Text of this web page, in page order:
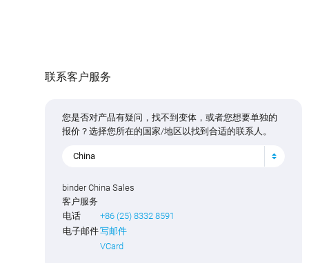
联系客户服务
您是否对产品有疑问，找不到变体，或者您想要单独的
报价？选择您所在的国家/地区以找到合适的联系人。
China
binder China Sales
客户服务
电话
+86 (25) 8332 8591
电子邮件写邮件
VCard